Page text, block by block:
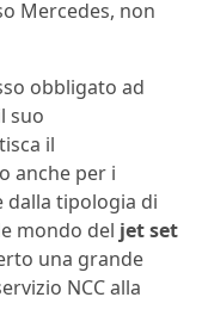
Mercedes, non
obbligato ad
suo
il
anche per i
dalla tipologia di
mondo del jet set
una grande
NCC alla